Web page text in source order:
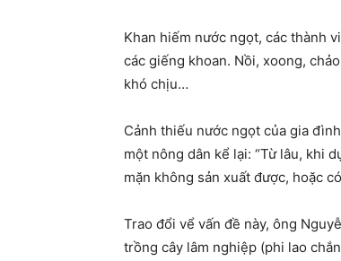
Khan hiếm nước ngọt, các thành
các giếng khoan. Nồi, xoong,
khó chịu…
Cảnh thiếu nước ngọt của gia
một nông dân kể lại: “Từ lâu, khi
mặn không sản xuất được, hoặc
Trao đổi vể vấn đề này, ông
trồng cây lâm nghiệp (phi lao